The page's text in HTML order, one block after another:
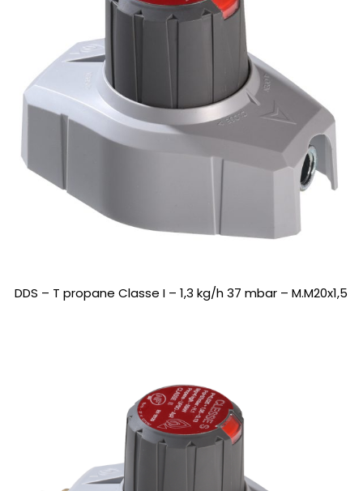
DDS – T propane Classe I – 1,3 kg/h 37 mbar – M.M20x1,5